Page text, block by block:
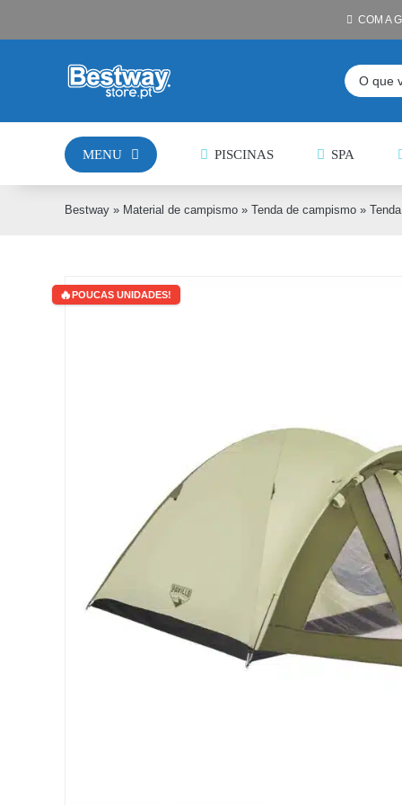
to
PISCINAS SPA
MENU
COM A
Pesquisar
Bestway» Material de campismo» Tenda de campismo»
POUCAS UNIDADES!